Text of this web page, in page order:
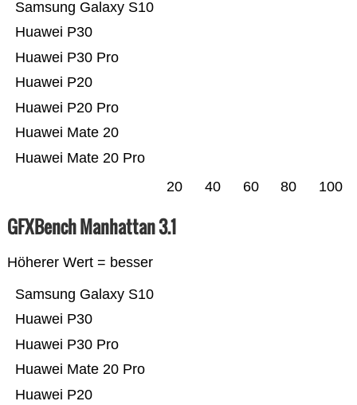
Huawei Mate 20 Pro
Huawei Mate 20
Huawei P20 Pro
Huawei P20
Huawei P30 Pro
Huawei P30
Samsung Galaxy S10
20 40 60 80 100
GFXBench Manhattan 3.1
Höherer Wert = besser
Huawei P20
Huawei Mate 20 Pro
Huawei P30 Pro
Huawei P30
Samsung Galaxy S10